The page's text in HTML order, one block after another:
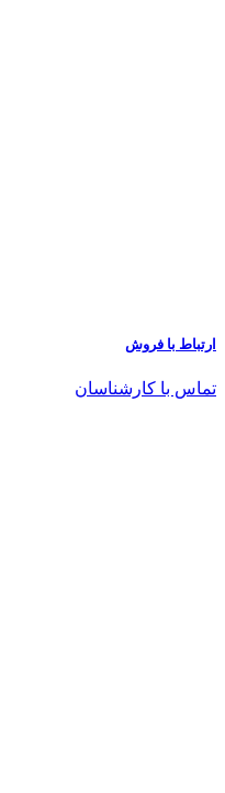
ارتباط با فروش
تماس با کارشناسان